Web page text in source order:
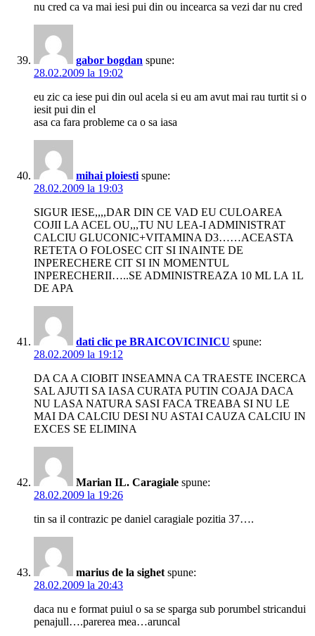
nu cred ca va mai iesi pui din ou incearca sa vezi dar nu cred
gabor bogdan spune:
28.02.2009 la 19:02
eu zic ca iese pui din oul acela si eu am avut mai rau turtit si o
iesit pui din el
asa ca fara probleme ca o sa iasa
mihai ploiesti spune:
28.02.2009 la 19:03
SIGUR IESE,,,,DAR DIN CE VAD EU CULOAREA
COJII LA ACEL OU,,,TU NU LEA-I ADMINISTRAT
CALCIU GLUCONIC+VITAMINA D3……ACEASTA
RETETA O FOLOSEC CIT SI INAINTE DE
INPERECHERE CIT SI IN MOMENTUL
INPERECHERII…..SE ADMINISTREAZA 10 ML LA 1L
DE APA
dati clic pe BRAICOVICINICU spune:
28.02.2009 la 19:12
DA CA A CIOBIT INSEAMNA CA TRAESTE INCERCA
SAL AJUTI SA IASA CURATA PUTIN COAJA DACA
NU LASA NATURA SASI FACA TREABA SI NU LE
MAI DA CALCIU DESI NU ASTAI CAUZA CALCIU IN
EXCES SE ELIMINA
Marian IL. Caragiale spune:
28.02.2009 la 19:26
tin sa il contrazic pe daniel caragiale pozitia 37….
marius de la sighet spune:
28.02.2009 la 20:43
daca nu e format puiul o sa se sparga sub porumbel stricandui
penajull….parerea mea…aruncal